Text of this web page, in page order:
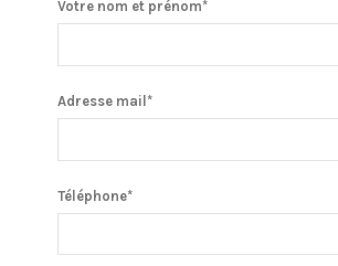
Votre nom et prénom*
Adresse mail*
Téléphone*